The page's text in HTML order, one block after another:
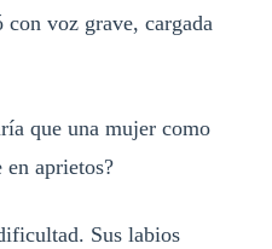
voz grave, cargada
que una mujer como
en aprietos?
Sus labios